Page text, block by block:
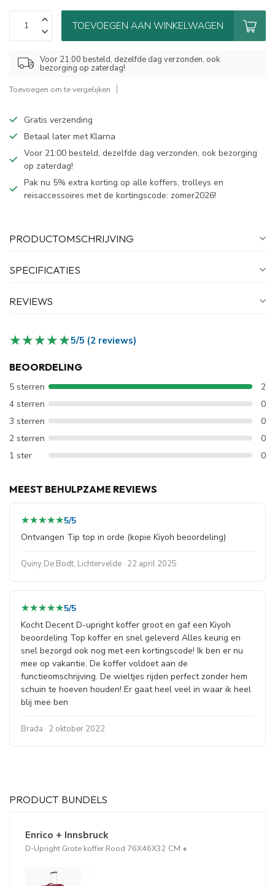
TOEVOEGEN AAN WINKELWAGEN
Voor 21:00 besteld, dezelfde dag verzonden, ook
bezorging op zaterdag!
Toevoegen om te vergelijken
Gratis verzending
Betaal later met Klarna
Voor 21:00 besteld, dezelfde dag verzonden, ook bezorging
op zaterdag!
Pak nu 5% extra korting op alle koffers, trolleys en
reisaccessoires met de kortingscode: zomer2026!
PRODUCTOMSCHRIJVING
SPECIFICATIES
REVIEWS
★★★★★
★★★★★5/5 (2 reviews)
BEOORDELING
5 sterren
2
4 sterren
0
3 sterren
0
2 sterren
0
1 ster
0
MEEST BEHULPZAME REVIEWS
★★★★★
★★★★★5/5
Ontvangen Tip top in orde (kopie Kiyoh beoordeling)
Quiny De Bodt, Lichtervelde · 22 april 2025
★★★★★
★★★★★5/5
Kocht Decent D-upright koffer groot en gaf een Kiyoh
beoordeling Top koffer en snel geleverd Alles keurig en
snel bezorgd ook nog met een kortingscode! Ik ben er nu
mee op vakantie. De koffer voldoet aan de
functieomschrijving. De wieltjes rijden perfect zonder hem
schuin te hoeven houden! Er gaat heel veel in waar ik heel
blij mee ben
Brada · 2 oktober 2022
PRODUCT BUNDELS
Enrico + Innsbruck
D-Upright Grote koffer Rood 76X46X32 CM +